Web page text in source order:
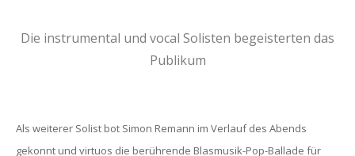
Die instrumental und vocal Solisten begeisterten das
Publikum
Als weiterer Solist bot Simon Remann im Verlauf des Abends
gekonnt und virtuos die berührende Blasmusik-Pop-Ballade für